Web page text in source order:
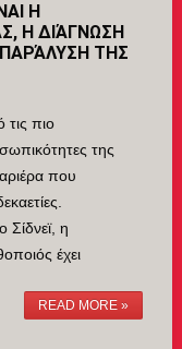
Η
Η ΔΙΆΓΝΩΣΗ
ΤΗΣ
πιο
της
που
Σίδνεϊ, η
έχει
READ MORE »